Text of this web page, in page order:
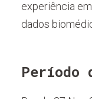
experiência
dados
Período